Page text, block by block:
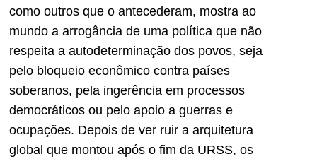
como outros que o antecederam, mostra ao
mundo a arrogância de uma política que não
respeita a autodeterminação dos povos, seja
pelo bloqueio econômico contra países
soberanos, pela ingerência em processos
democráticos ou pelo apoio a guerras e
ocupações. Depois de ver ruir a arquitetura
global que montou após o fim da URSS, os